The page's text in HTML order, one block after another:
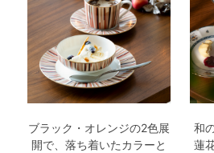
ブラック・オレンジの2色展
開で、落ち着いたカラーと
和
蓮